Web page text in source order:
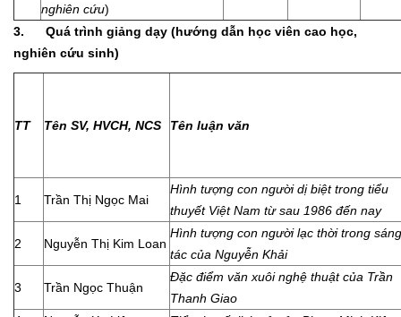
nghiên cứu)
3. Quá trình giảng dạy (hướng dẫn học viên cao học,
nghiên cứu sinh)
TT Tên SV, HVCH, NCS Tên luận văn
1 Trần Thị Ngọc Mai
Hình tượng con người dị biệt trong tiểu
thuyết Việt Nam từ sau 1986 đến nay
2 Nguyễn Thị Kim Loan
Hình tượng con người lạc thời trong sáng
tác của Nguyễn Khải
3 Trần Ngọc Thuận
Đặc điểm văn xuôi nghệ thuật của Trần
Thanh Giao